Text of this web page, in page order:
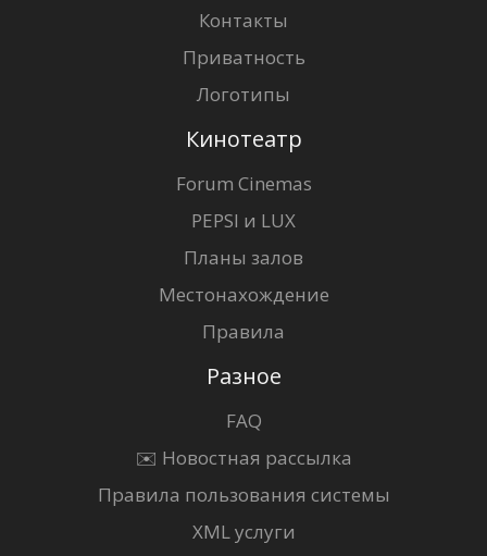
Контакты
Приватность
Логотипы
Кинотеатр
Forum Cinemas
PEPSI и LUX
Планы залов
Местонахождение
Правила
Разное
FAQ
✉️ Новостная рассылка
Правила пользования системы
XML услуги